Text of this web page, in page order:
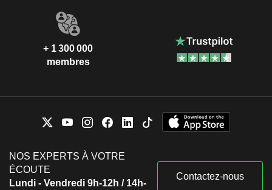
+ 1 300 000
membres
NOS EXPERTS À VOTRE
ÉCOUTE
Lundi - Vendredi 9h-12h / 14h-
Contactez-nous